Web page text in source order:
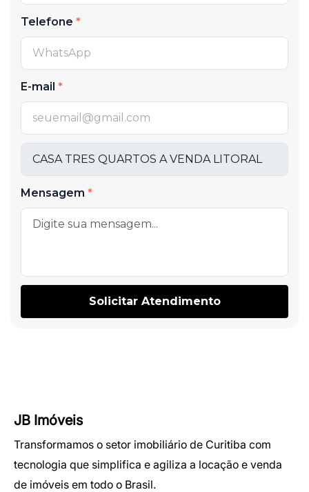
JB Imóveis
Transformamos o setor imobiliário de Curitiba com
tecnologia que simplifica e agiliza a locação e venda
de imóveis em todo o Brasil.